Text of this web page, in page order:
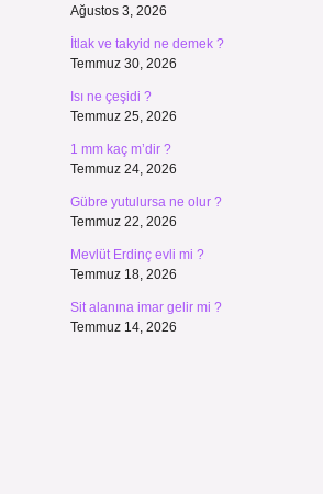
Ağustos 3, 2026
İtlak ve takyid ne demek ?
Temmuz 30, 2026
Isı ne çeşidi ?
Temmuz 25, 2026
1 mm kaç m’dir ?
Temmuz 24, 2026
Gübre yutulursa ne olur ?
Temmuz 22, 2026
Mevlüt Erdinç evli mi ?
Temmuz 18, 2026
Sit alanına imar gelir mi ?
Temmuz 14, 2026